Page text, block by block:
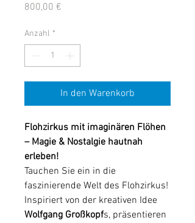
800,00 €
Anzahl *
In den Warenkorb
Flohzirkus mit imaginären Flöhen
– Magie & Nostalgie hautnah
erleben!
Tauchen Sie ein in die
faszinierende Welt des Flohzirkus!
Inspiriert von der kreativen Idee
Wolfgang Großkopfs, präsentieren